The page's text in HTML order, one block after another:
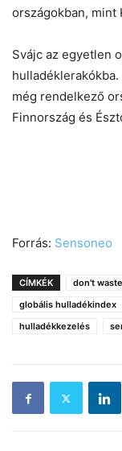
országokban, mint
Svájc az egyetlen
még rendelkező
Finnország és
Forrás: Sensoneo
CÍMKÉK don't
globális hulladékindex
hulladékkezelés